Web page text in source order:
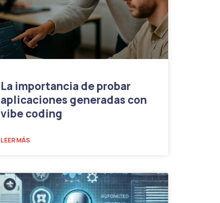
La importancia de probar
aplicaciones generadas con
vibe coding
LEER MÁS